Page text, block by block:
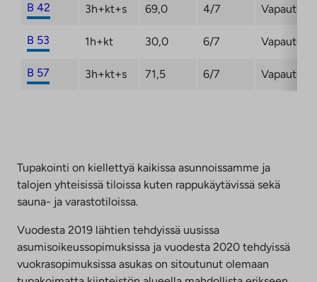
B 42 3h+kt+s 69,0 4/7
B 53 1h+kt 30,0 6/7
B 57 3h+kt+s 71,5 6/7
Tupakointi on kiellettyä kaikissa asunnoissamme ja
talojen yhteisissä tiloissa kuten rappukäytävissä sekä
sauna- ja varastotiloissa.
Vuodesta 2019 lähtien tehdyissä uusissa
asumisoikeussopimuksissa ja vuodesta 2020 tehdyissä
vuokrasopimuksissa asukas on sitoutunut olemaan